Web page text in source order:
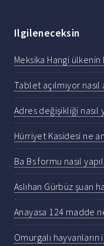
Ilgileneceksin
Meksika Hangi ülkenin
Tablet açılmıyor
Adres değişikliği nasıl
Hürriyet Kasidesi ne
Ba Bs formu nasıl
Aslıhan Gürbüz şuan
Anayasa 124 madde
Omurgalı